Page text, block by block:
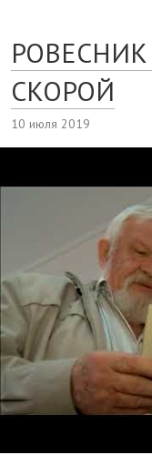
СКОРОЙ
10 июля 2019